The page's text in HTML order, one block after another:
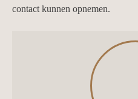
contact kunnen opnemen.